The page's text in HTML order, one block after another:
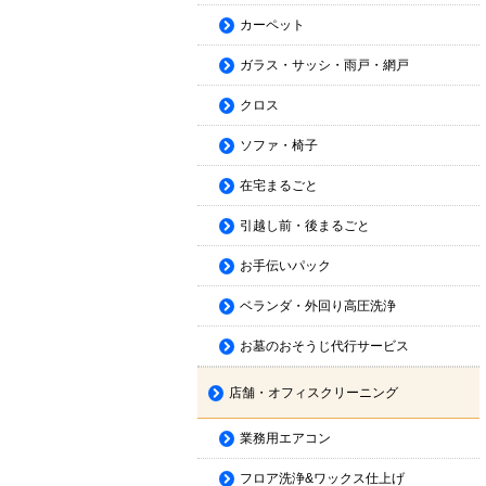
カーペット
ガラス・サッシ・雨戸・網戸
クロス
ソファ・椅子
在宅まるごと
引越し前・後まるごと
お手伝いパック
ベランダ・外回り高圧洗浄
お墓のおそうじ代行サービス
店舗・オフィスクリーニング
業務用エアコン
フロア洗浄&ワックス仕上げ